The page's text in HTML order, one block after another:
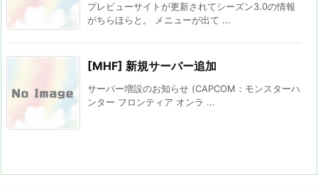
プレビューサイトが更新されてシーズン3.0の情報
がちらほらと。 メニューが出て ...
[MHF] 新規サーバー追加
サーバー増設のお知らせ (CAPCOM：モンスターハ
ンター フロンティア オンラ ...